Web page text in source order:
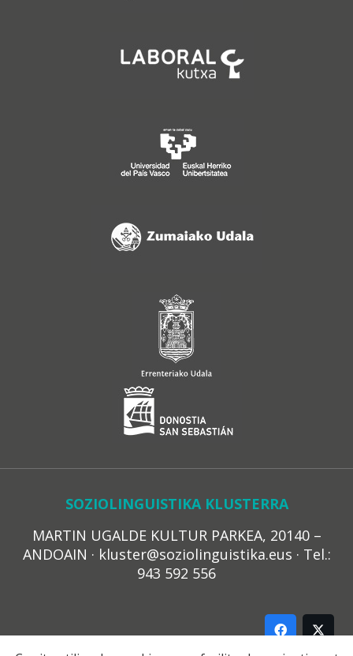
SOZIOLINGUISTIKA KLUSTERRA
MARTIN UGALDE KULTUR PARKEA, 20140 –
ANDOAIN · kluster@soziolinguistika.eus · Tel.:
943 592 556